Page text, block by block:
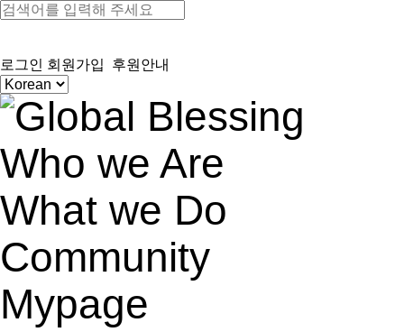
로그인 회원가입 후원안내
Who we Are
What we Do
Community
Mypage